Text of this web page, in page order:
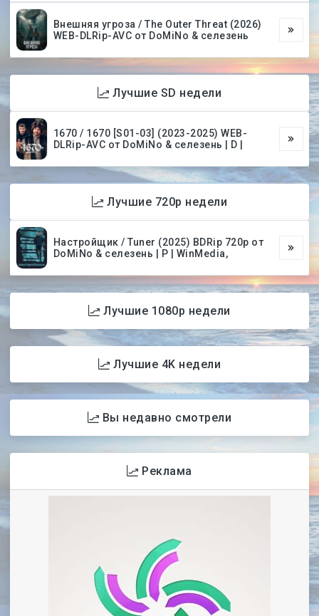
Внешняя угроза / The Outer Threat (2026)
WEB-DLRip-AVC от DoMiNo & селезень
Лучшие SD недели
1670 / 1670 [S01-03] (2023-2025) WEB-
DLRip-AVC от DoMiNo & селезень | D |
Лучшие 720p недели
Настройщик / Tuner (2025) BDRip 720p от
DoMiNo & селезень | P | WinMedia,
Лучшие 1080p недели
Лучшие 4K недели
Вы недавно смотрели
Реклама